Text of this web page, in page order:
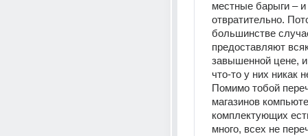
местные барыги – и
отвратительно.
большинстве
предоставляют
завышенной цене,
что-то у них никак
Помимо тобой
магазинов
комплектующих
много, всех не